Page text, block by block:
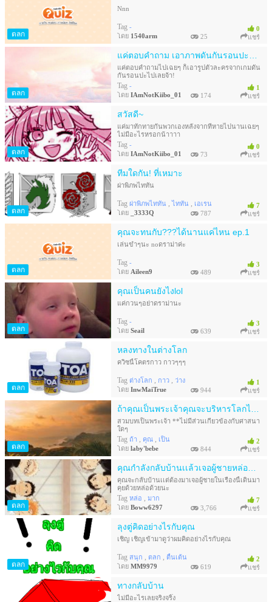
ตลก
0
Nnn
Tag -
โดย 1540arm 25 แชร์
ตลก
1
แค่ตอบคำถามไปเฉยๆ ก็เอารูปตัวละครจากเกมดัน
กันรอนปะไปเลยจ้า!
Tag -
โดย IAmNotKiibo_01 174 แชร์
ตลก
สวัสดี~
0
แค่มาทักทายกันพวกเองหลังจากที่หายไปนานเฉยๆ
ไม่มีอะไรหรอกน้าาาา
Tag -
โดย IAmNotKiibo_01 73 แชร์
ตลก
ทีมใดกัน! ที่เหมาะ
7
ผ่าพิภพไททัน
Tag ผ่าพิภพไททัน ,ไททัน , เอเรน
โดย
_3333Q 787 แชร์
ตลก
คุณจะทนกับ???ได้นานแค่ไหน ep.1
3
เล่นขำๆนะ noดราม่าค่ะ
Tag -
โดย Aileen9 489 แชร์
ตลก
คุณเป็นคนยังไงlol
3
แค่กวนๆอย่าดราม่านะ
Tag -
โดย Seail 639 แชร์
ตลก
หลงทางในต่างโลก
1
ควิซนี้โคตรกาว กาวๆๆๆ
Tag ต่างโลก , กาว , ว่าง
โดย InwMaiTrue 944 แชร์
ตลก
2
สวมบทเป็นพระเจ้า **ไม่มีส่วนเกี่ยวข้องกับศาสนา
ใดๆ
Tag ถ้า , คุณ , เป็น
โดย laby'bebe 844 แชร์
ตลก
7
คุณจะกลับบ้านเเต่ต้องมาเจอผู้ชายในเรื่องนี้เดินมา
คุยด้วยหล่อด้วยนะ
Tag หล่อ , มาก
โดย Boww6297 3,766 แชร์
ตลก
ลุงตู่คิดอย่างไรกับคุณ
2
เชิญ เชิญเข้ามาดูว่าผมคิดอย่างไรกับคุณ
Tag สนุก , ตลก , ตื้นเต้น
โดย MM9979 619 แชร์
ทางกลับบ้าน
ไม่มีอะไรเลยจริงจริ๊ง